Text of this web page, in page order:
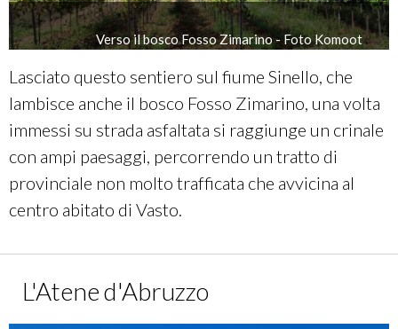
Verso il bosco Fosso Zimarino - Foto Komoot
Lasciato questo sentiero sul fiume Sinello, che
lambisce anche il bosco Fosso Zimarino, una volta
immessi su strada asfaltata si raggiunge un crinale
con ampi paesaggi, percorrendo un tratto di
provinciale non molto trafficata che avvicina al
centro abitato di Vasto.
L'Atene d'Abruzzo